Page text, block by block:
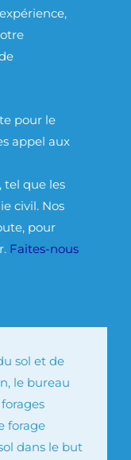
pour le
appel aux
tel que les
civil. Nos
pour
Faites-nous
sol et de
le bureau
forage
dans le but